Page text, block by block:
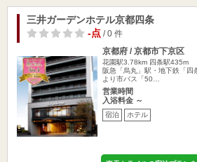
三井ガーデンホテル京都四条
-点/ 0 件
京都府 / 京都市下京区
花園駅3.78km 四条駅435m
阪急「烏丸」駅・地下鉄「四
より市バス「50…
営業時間
入浴料金 ～
宿泊 ホテル